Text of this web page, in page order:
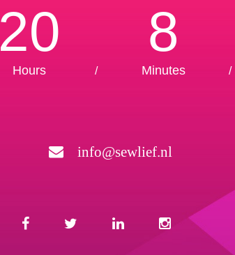
20
Hours /
8
Minutes /
info@sewlief.nl